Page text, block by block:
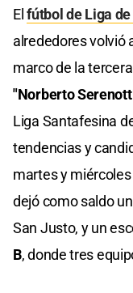
Elfútbol de Liga
alrededores volvió
marco de la
"Norberto
Liga Santafesina
tendencias y
martes y
dejó como saldo
San Justo, y un
B, donde tres